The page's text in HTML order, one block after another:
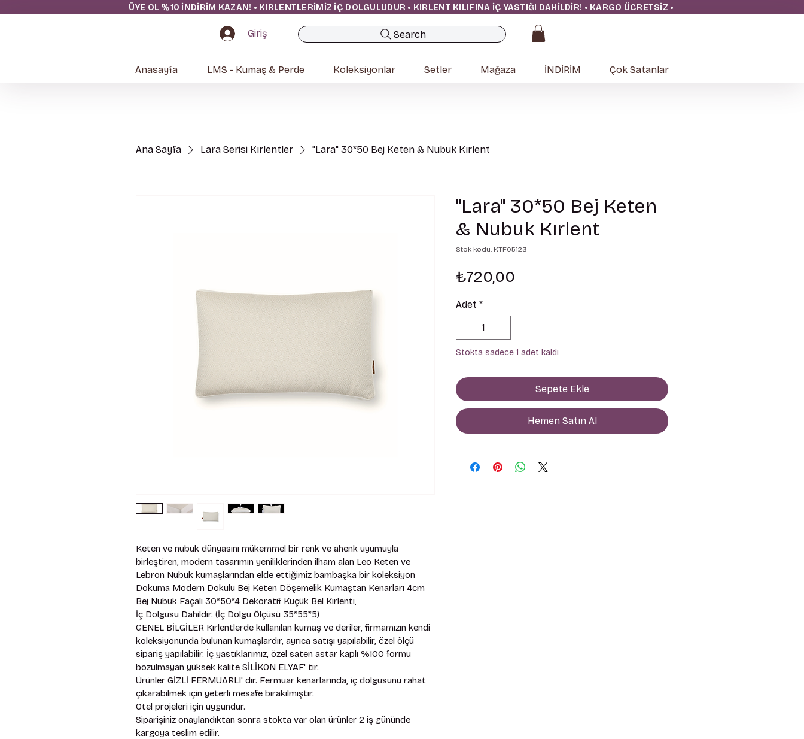
ÜYE OL %10 İNDİRİM KAZAN! • KIRLENTLERİMİZ İÇ DOLGULUDUR • KIRLENT KILIFINA İÇ YASTIĞI DAHİLDİR! • KARGO ÜCRETSİZ •
Giriş Search
Anasayfa LMS - Kumaş & Perde Koleksiyonlar Setler Mağaza İNDİRİM Çok Satanlar
Ana Sayfa Lara Serisi Kırlentler "Lara" 30*50 Bej Keten & Nubuk Kırlent
Keten ve nubuk dünyasını mükemmel bir renk ve ahenk uyumuyla
birleştiren, modern tasarımın yeniliklerinden ilham alan Leo Keten ve
Lebron Nubuk kumaşlarından elde ettiğimiz bambaşka bir koleksiyon
Dokuma Modern Dokulu Bej Keten Döşemelik Kumaştan Kenarları 4cm
Bej Nubuk Façalı 30*50*4 Dekoratif Küçük Bel Kırlenti,
İç Dolgusu Dahildir. (İç Dolgu Ölçüsü 35*55*5)
GENEL BİLGİLER Kırlentlerde kullanılan kumaş ve deriler, firmamızın kendi
koleksiyonunda bulunan kumaşlardır, ayrıca satışı yapılabilir, özel ölçü
sipariş yapılabilir. İç yastıklarımız, özel saten astar kaplı %100 formu
bozulmayan yüksek kalite SİLİKON ELYAF' tır.
Ürünler GİZLİ FERMUARLI' dır. Fermuar kenarlarında, iç dolgusunu rahat
çıkarabilmek için yeterli mesafe bırakılmıştır.
Otel projeleri için uygundur.
Siparişiniz onaylandıktan sonra stokta var olan ürünler 2 iş gününde
kargoya teslim edilir.
"Lara" 30*50 Bej Keten
& Nubuk Kırlent
Stok kodu: KTF05123
₺720,00
Adet *
Stokta sadece 1 adet kaldı
Sepete Ekle
Hemen Satın Al